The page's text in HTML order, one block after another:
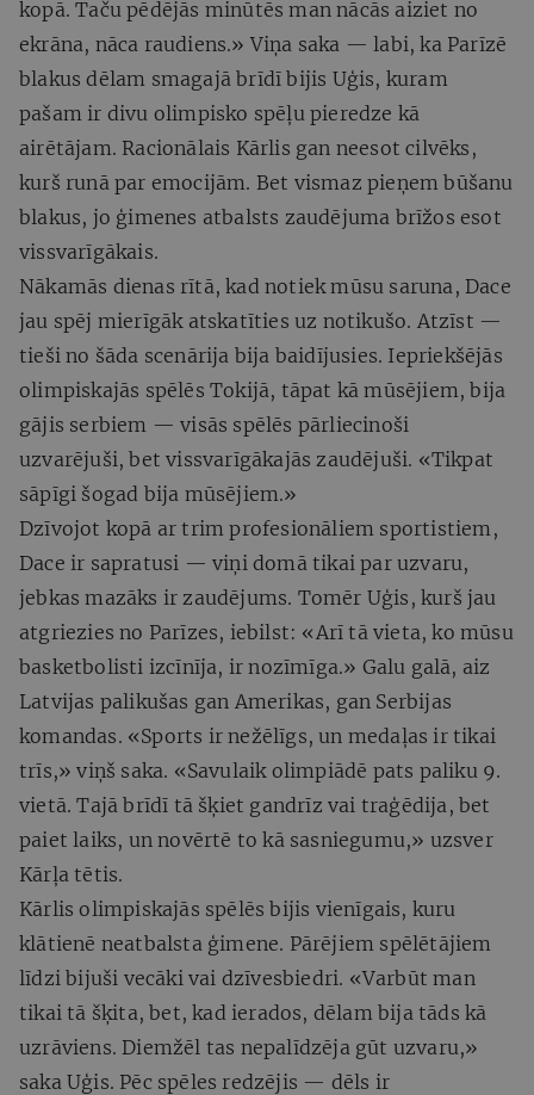
kopā. Taču pēdējās minūtēs man nācās aiziet no
ekrāna, nāca raudiens.» Viņa saka — labi, ka Parīzē
blakus dēlam smagajā brīdī bijis Uģis, kuram
pašam ir divu olimpisko spēļu pieredze kā
airētājam. Racionālais Kārlis gan neesot cilvēks,
kurš runā par emocijām. Bet vismaz pieņem būšanu
blakus, jo ģimenes atbalsts zaudējuma brīžos esot
vissvarīgākais.
Nākamās dienas rītā, kad notiek mūsu saruna, Dace
jau spēj mierīgāk atskatīties uz notikušo. Atzīst —
tieši no šāda scenārija bija baidījusies. Iepriekšējās
olimpiskajās spēlēs Tokijā, tāpat kā mūsējiem, bija
gājis serbiem — visās spēlēs pārliecinoši
uzvarējuši, bet vissvarīgākajās zaudējuši. «Tikpat
sāpīgi šogad bija mūsējiem.»
Dzīvojot kopā ar trim profesionāliem sportistiem,
Dace ir sapratusi — viņi domā tikai par uzvaru,
jebkas mazāks ir zaudējums. Tomēr Uģis, kurš jau
atgriezies no Parīzes, iebilst: «Arī tā vieta, ko mūsu
basketbolisti izcīnīja, ir nozīmīga.» Galu galā, aiz
Latvijas palikušas gan Amerikas, gan Serbijas
komandas. «Sports ir nežēlīgs, un medaļas ir tikai
trīs,» viņš saka. «Savulaik olimpiādē pats paliku 9.
vietā. Tajā brīdī tā šķiet gandrīz vai traģēdija, bet
paiet laiks, un novērtē to kā sasniegumu,» uzsver
Kārļa tētis.
Kārlis olimpiskajās spēlēs bijis vienīgais, kuru
klātienē neatbalsta ģimene. Pārējiem spēlētājiem
līdzi bijuši vecāki vai dzīvesbiedri. «Varbūt man
tikai tā šķita, bet, kad ierados, dēlam bija tāds kā
uzrāviens. Diemžēl tas nepalīdzēja gūt uzvaru,»
saka Uģis. Pēc spēles redzējis — dēls ir